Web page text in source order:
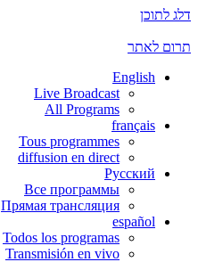
דלג לתוכן
תרום לאתר
English
Live Broadcast
All Programs
français
Tous programmes
diffusion en direct
Русский
Все программы
Прямая трансляция
español
Todos los programas
Transmisión en vivo